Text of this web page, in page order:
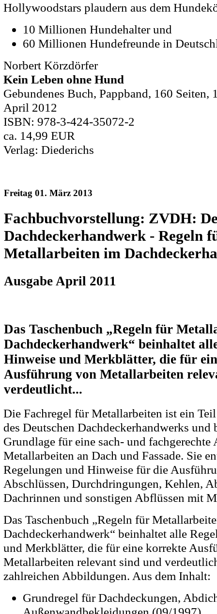
Hollywoodstars plaudern aus dem
10 Millionen Hundehalter und
60 Millionen Hundefreunde in
Norbert Körzdörfer
Kein Leben ohne Hund
Gebundenes Buch, Pappband, 160 Seiten,
April 2012
ISBN: 978-3-424-35072-2
ca. 14,99 EUR
Verlag: Diederichs
Freitag 01. März 2013
Fachbuchvorstellung: ZVDH:
Dachdeckerhandwerk - Regeln
Metallarbeiten im
Ausgabe April 2011
Das Taschenbuch „Regeln für
Dachdeckerhandwerk“ beinhaltet
Hinweise und Merkblätter, die für
Ausführung von Metallarbeiten
verdeutlicht...
Die Fachregel für Metallarbeiten ist ein
des Deutschen Dachdeckerhandwerks und
Grundlage für eine sach- und
Metallarbeiten an Dach und Fassade. Sie
Regelungen und Hinweise für die
Abschlüssen, Durchdringungen, Kehlen,
Dachrinnen und sonstigen Abflüssen mit
Das Taschenbuch „Regeln für
Dachdeckerhandwerk“ beinhaltet alle
und Merkblätter, die für eine korrekte
Metallarbeiten relevant sind und
zahlreichen Abbildungen. Aus dem Inhalt:
Grundregel für Dachdeckungen,